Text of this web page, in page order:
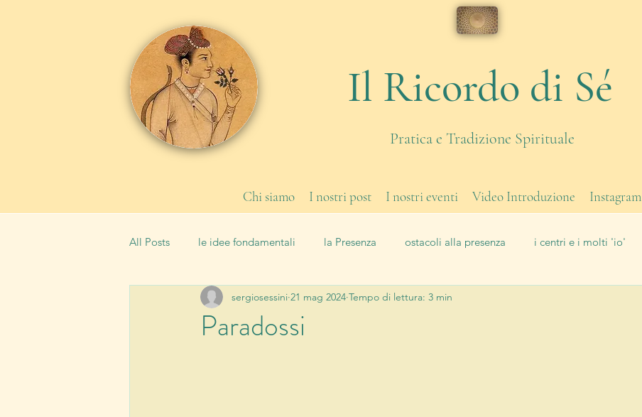
Il Ricordo di Sé
Pratica e Tradizione Spirituale
Chi siamo I nostri post I nostri eventi Video Introduzione Instagram
All Posts le idee fondamentali la Presenza ostacoli alla presenza i centri e i molti 'io'
la Scuola tipi di corpo eventi Il Lavoro
Paradossi
sergiosessini 21 mag 2024 Tempo di lettura: 3 min